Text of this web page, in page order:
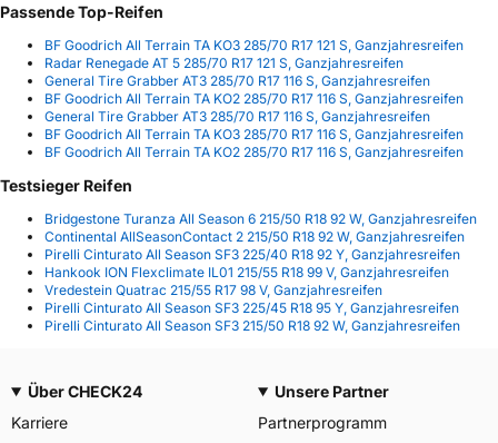
Passende Top-Reifen
BF Goodrich All Terrain TA KO3 285/70 R17 121 S, Ganzjahresreifen
Radar Renegade AT 5 285/70 R17 121 S, Ganzjahresreifen
General Tire Grabber AT3 285/70 R17 116 S, Ganzjahresreifen
BF Goodrich All Terrain TA KO2 285/70 R17 116 S, Ganzjahresreifen
General Tire Grabber AT3 285/70 R17 116 S, Ganzjahresreifen
BF Goodrich All Terrain TA KO3 285/70 R17 116 S, Ganzjahresreifen
BF Goodrich All Terrain TA KO2 285/70 R17 116 S, Ganzjahresreifen
Testsieger Reifen
Bridgestone Turanza All Season 6 215/50 R18 92 W, Ganzjahresreifen
Continental AllSeasonContact 2 215/50 R18 92 W, Ganzjahresreifen
Pirelli Cinturato All Season SF3 225/40 R18 92 Y, Ganzjahresreifen
Hankook ION Flexclimate IL01 215/55 R18 99 V, Ganzjahresreifen
Vredestein Quatrac 215/55 R17 98 V, Ganzjahresreifen
Pirelli Cinturato All Season SF3 225/45 R18 95 Y, Ganzjahresreifen
Pirelli Cinturato All Season SF3 215/50 R18 92 W, Ganzjahresreifen
Über CHECK24
Karriere
Unsere Partner
Partnerprogramm